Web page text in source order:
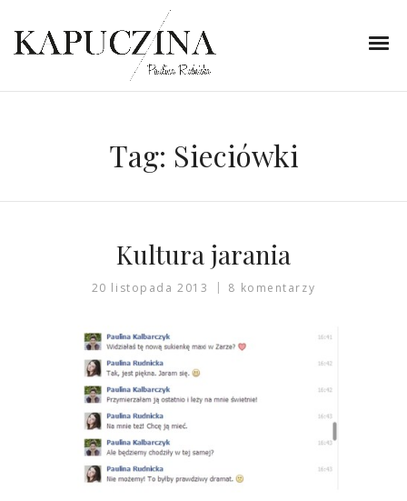
Tag: Sieciówki
Kultura jarania
20 listopada 2013 8 komentarzy